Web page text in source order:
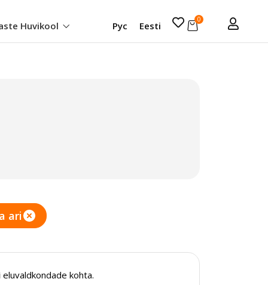
Huvikool Рус Eesti
0
ari
kohta.